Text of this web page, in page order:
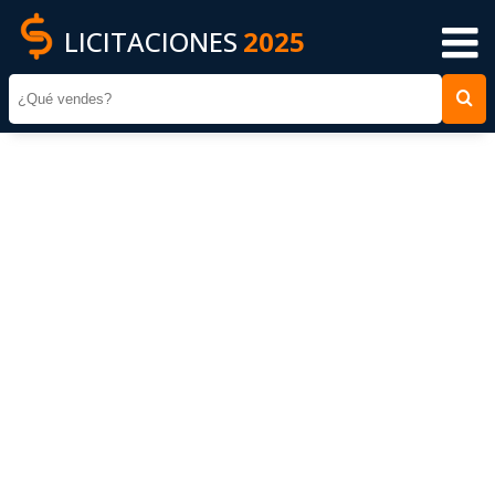
LICITACIONES 2025